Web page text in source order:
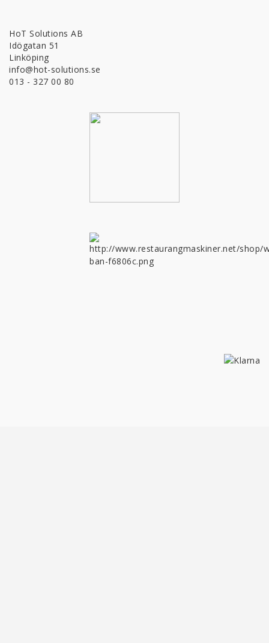
HoT Solutions AB
Idögatan 51
Linköping
info@hot-solutions.se
013 - 327 00 80